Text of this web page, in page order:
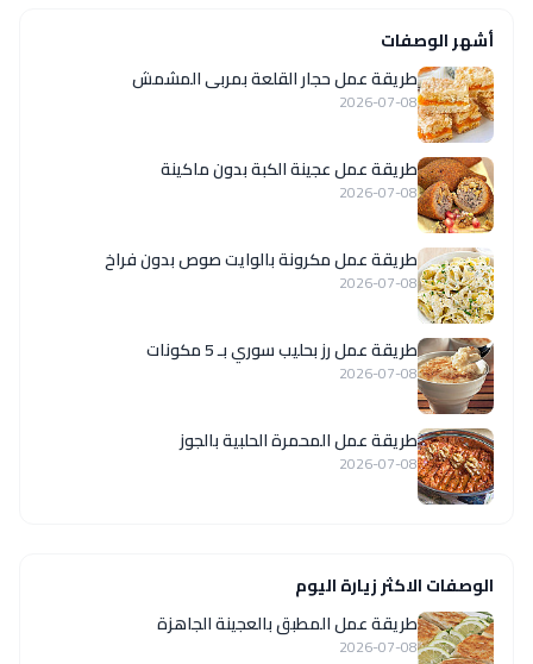
أشهر الوصفات
طريقة عمل حجار القلعة بمربى المشمش
2026-07-08
طريقة عمل عجينة الكبة بدون ماكينة
2026-07-08
طريقة عمل مكرونة بالوايت صوص بدون فراخ
2026-07-08
طريقة عمل رز بحليب سوري بـ 5 مكونات
2026-07-08
طريقة عمل المحمرة الحلبية بالجوز
2026-07-08
الوصفات الاكثر زيارة اليوم
طريقة عمل المطبق بالعجينة الجاهزة
2026-07-08